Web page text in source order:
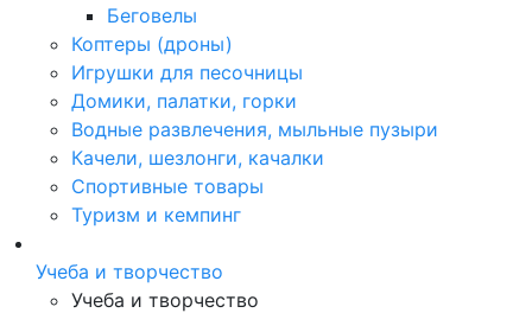
Беговелы
Коптеры (дроны)
Игрушки для песочницы
Домики, палатки, горки
Водные развлечения, мыльные пузыри
Качели, шезлонги, качалки
Спортивные товары
Туризм и кемпинг
Учеба и творчество
Учеба и творчество